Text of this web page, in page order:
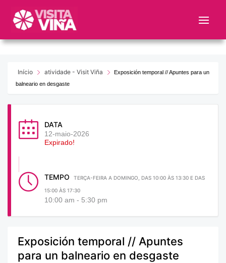
este
web
sistemaInício atividade - Visit Viña
Exposición temporal // Apuntes para un
balneario en desgaste
DATA
12-maio-2026
Expirado!
TEMPO TERÇA-FEIRA A DOMINGO, DAS 10:00 ÀS 13:30 E DAS
15:00 ÀS 17:30
10:00 am - 5:30 pm
Exposición temporal // Apuntes
para un balneario en desgaste